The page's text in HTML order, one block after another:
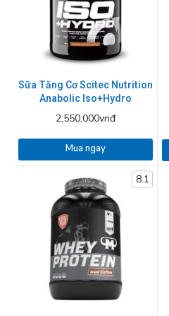
Sữa Tăng Cơ Scitec Nutrition
Anabolic Iso+Hydro
2,550,000vnđ
Mua ngay
8.1